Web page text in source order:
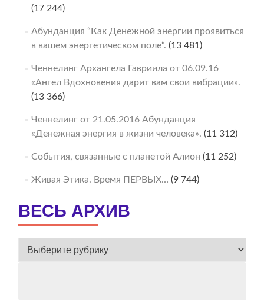
(17 244)
Абунданция “Как Денежной энергии проявиться
в вашем энергетическом поле“. (13 481)
Ченнелинг Архангела Гавриила от 06.09.16
«Ангел Вдохновения дарит вам свои вибрации».
(13 366)
Ченнелинг от 21.05.2016 Абунданция
«Денежная энергия в жизни человека». (11 312)
События, связанные с планетой Алион (11 252)
Живая Этика. Время ПЕРВЫХ… (9 744)
ВЕСЬ АРХИВ
ВЕСЬ